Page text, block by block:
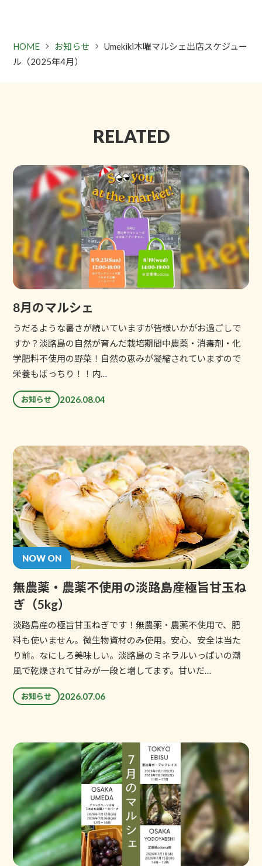
HOME お知らせ
Umekiki木曜マルシェ出店スケジュー
ル（2025年4月）
RELATED
8月のマルシェ
うだるような暑さが続いていますが皆様いかがお過ごしで
すか？淡路島の自然が育んだ栽培期間中農薬・消毒剤・化
学肥料不使用の野菜！自然の恵みが凝縮されていますので
栄養もばっちり！！内…
お知らせ 2026.08.04
NOW ON
無農薬・農薬不使用の淡路島産極旨甘玉ね
ぎ（5kg）
淡路島産の極旨甘玉ねぎです！無農薬・農薬不使用で、肥
料も使いません。微生物資材のみ使用。安心、安全は当た
り前。なにしろ美味しい。淡路島のミネラルいっぱいの潮
風で乾燥されて甘みが一段と増してます。甘いだ…
お知らせ 2026.07.06